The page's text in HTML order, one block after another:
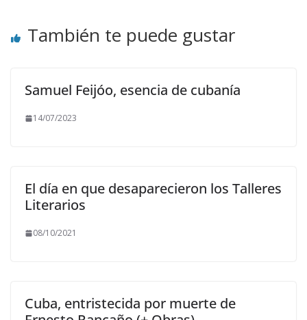
También te puede gustar
Samuel Feijóo, esencia de cubanía
14/07/2023
El día en que desaparecieron los Talleres
Literarios
08/10/2021
Cuba, entristecida por muerte de